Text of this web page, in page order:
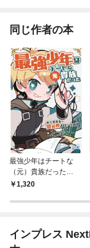
同じ作者の本
最強少年はチートな
（元）貴族だった①
転生冒険者の異世界
1,320
インプレス